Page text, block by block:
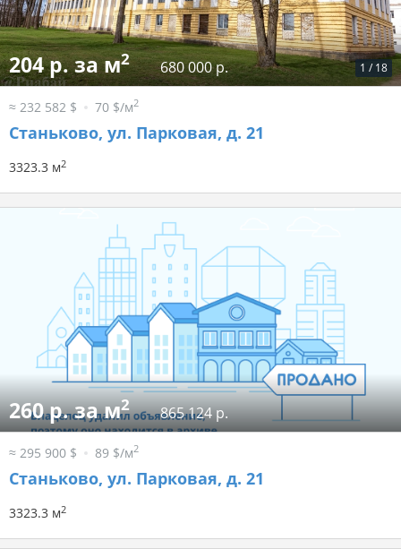
1 / 18
204 р. за м2 680 000 р.
≈ 232 582 $ 70 $/м2
Станьково, ул. Парковая, д. 21
3323.3 м2
260 р. за м2 865 124 р.
≈ 295 900 $ 89 $/м2
Станьково, ул. Парковая, д. 21
3323.3 м2